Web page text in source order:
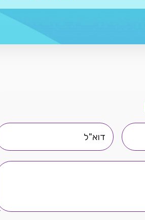
16
quantity
דוא"ל